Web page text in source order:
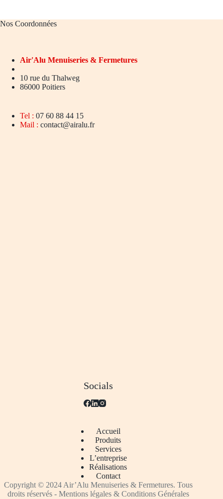
Nos Coordonnées
Air'Alu Menuiseries & Fermetures
10 rue du Thalweg
86000 Poitiers
Tel : 07 60 88 44 15
Mail : contact@airalu.fr
Socials
Accueil
Produits
Services
L’entreprise
Réalisations
Contact
Copyright © 2024 Air’Alu Menuiseries & Fermetures. Tous
droits réservés - Mentions légales & Conditions Générales